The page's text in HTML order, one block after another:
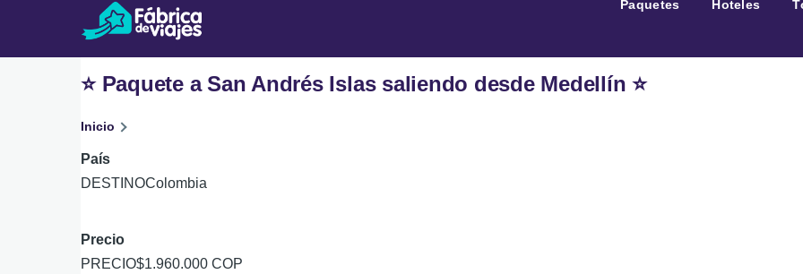
Pasar al contenido principal
Paquetes Hoteles
⭐ Paquete a San Andrés Islas saliendo desde Medellín ⭐
Ruta
de
navegación
Inicio
País
Colombia
Precio
$1.960.000 COP